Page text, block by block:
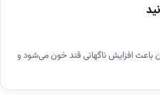
افزایش ناگهانی قند خون می‌شود و